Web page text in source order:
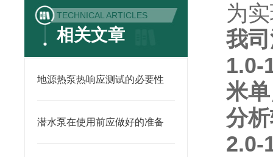
TECHNICAL ARTICLES
相关文章
地源热泵热响应测试的必要性
潜水泵在使用前应做好的准备
为
我
1.0-
米
分
2.0-